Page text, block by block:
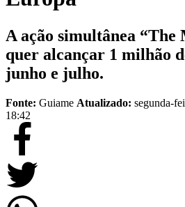
A ação simultânea
quer alcançar 1 milhão
junho e julho.
Fonte: Guiame Atualizado: segunda-
18:42